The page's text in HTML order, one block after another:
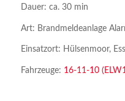
Dauer: ca. 30 min
Art: Brandmeldeanlage
Einsatzort: Hülsenmoor,
Fahrzeuge: 16-11-10